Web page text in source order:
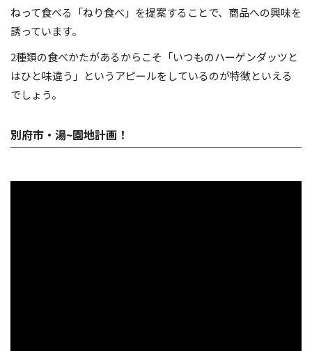
ねって食べる「ねり食べ」を提案することで、商品への興味を
誘っています。
2種類の食べかたがあるからこそ「いつものハーゲンダッツと
はひと味違う」というアピールをしているのが特徴といえる
でしょう。
別府市・湯~園地計画！